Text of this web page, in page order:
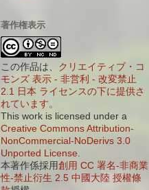
著作権表示
この作品は、 クリエイティブ・コ
モンズ 表示 - 非営利 - 改変禁止
2.1 日本 ライセンスの下に提供さ
れています。
This work is licensed under a
Creative Commons Attribution-
NonCommercial-NoDerivs 3.0
Unported License
本著作係採用創用 CC 署名-非商業
性-禁止衍生 2.5 中國大陸 授權條